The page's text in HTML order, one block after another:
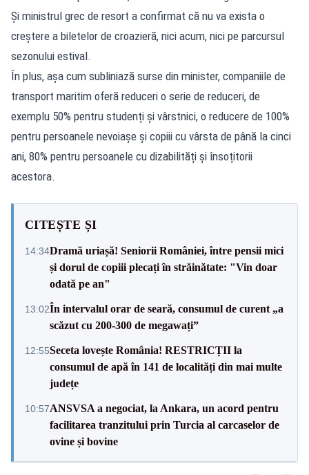
Și ministrul grec de resort a confirmat că nu va exista o
creștere a biletelor de croazieră, nici acum, nici pe parcursul
sezonului estival.
În plus, așa cum subliniază surse din minister, companiile de
transport maritim oferă reduceri o serie de reduceri, de
exemplu 50% pentru studenți și vârstnici, o reducere de 100%
pentru persoanele nevoiașe și copiii cu vârsta de până la cinci
ani, 80% pentru persoanele cu dizabilități și însoțitorii
acestora.
CITEȘTE ȘI
14:34Dramă uriașă! Seniorii României, între pensii mici
și dorul de copiii plecați în străinătate: "Vin doar
odată pe an"
13:02În intervalul orar de seară, consumul de curent „a
scăzut cu 200-300 de megawați”
12:55Seceta lovește România! RESTRICȚII la
consumul de apă în 141 de localități din mai multe
județe
10:57ANSVSA a negociat, la Ankara, un acord pentru
facilitarea tranzitului prin Turcia al carcaselor de
ovine și bovine